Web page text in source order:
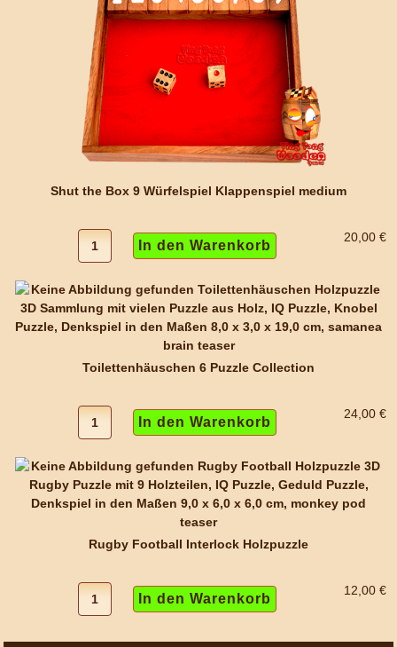
Shut the Box 9 Würfelspiel Klappenspiel medium
20,00 €
Toilettenhäuschen 6 Puzzle Collection
24,00 €
Rugby Football Interlock Holzpuzzle
12,00 €